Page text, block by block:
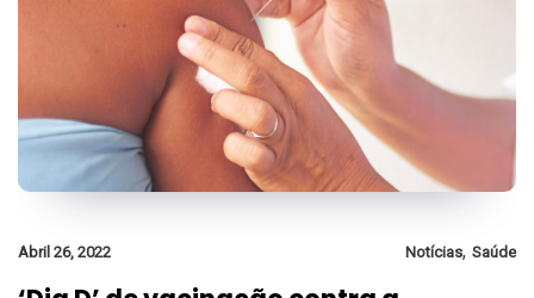
Abril 26, 2022 Notícias, Saúde